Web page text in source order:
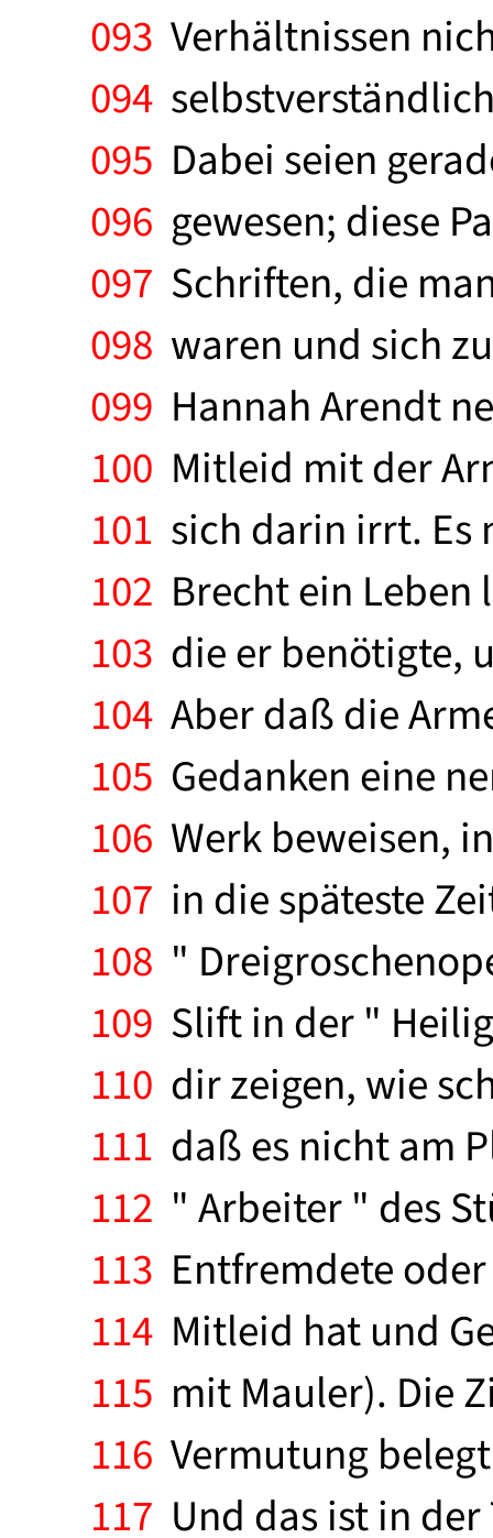
093 Verhältnissen
094
095 Dabei seien
096 gewesen; diese
097 Schriften, die
098 waren und sich
099 Hannah Arendt
100 Mitleid mit der
101 sich darin irrt. Es
102 Brecht ein Leben
103 die er benötigte,
104 Aber daß die
105 Gedanken eine
106 Werk beweisen,
107 in die späteste
108 "
109 Slift in der "
110 dir zeigen, wie
111 daß es nicht am
112 " Arbeiter " des
113 Entfremdete
114 Mitleid hat und
115 mit Mauler). Die
116 Vermutung
117 Und das ist in